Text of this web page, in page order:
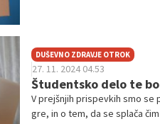
DUŠEVNO ZDRAVJE OTROK
27. 11. 2024 04.53
Študentsko delo te
V prejšnjih prispevkih smo
gre, in o tem, da se splača